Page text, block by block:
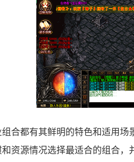
合都有其鲜明的特色和适用
资源情况选择最适合的组合